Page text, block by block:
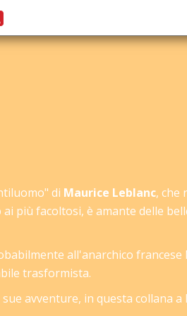
di Maurice Leblanc, che
più facoltosi, è amante delle
all'anarchico francese
trasformista.
avventure, in questa collana a